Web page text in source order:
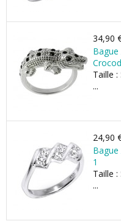
34,90
Taille :
...
24,90
1
Taille :
...